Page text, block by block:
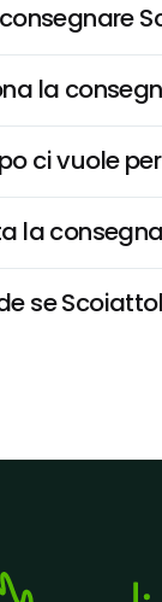
la
ci vuole
la
se